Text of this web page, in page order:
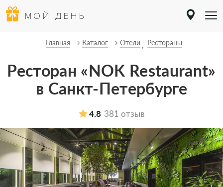
МОЙ ДЕНЬ
Главная Каталог Отели Рестораны
Ресторан «NOK Restaurant»
в Санкт-Петербурге
4.8 381 отзыв